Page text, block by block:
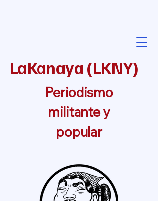
LaKanaya (LKNY)
Periodismo
militante y
popular